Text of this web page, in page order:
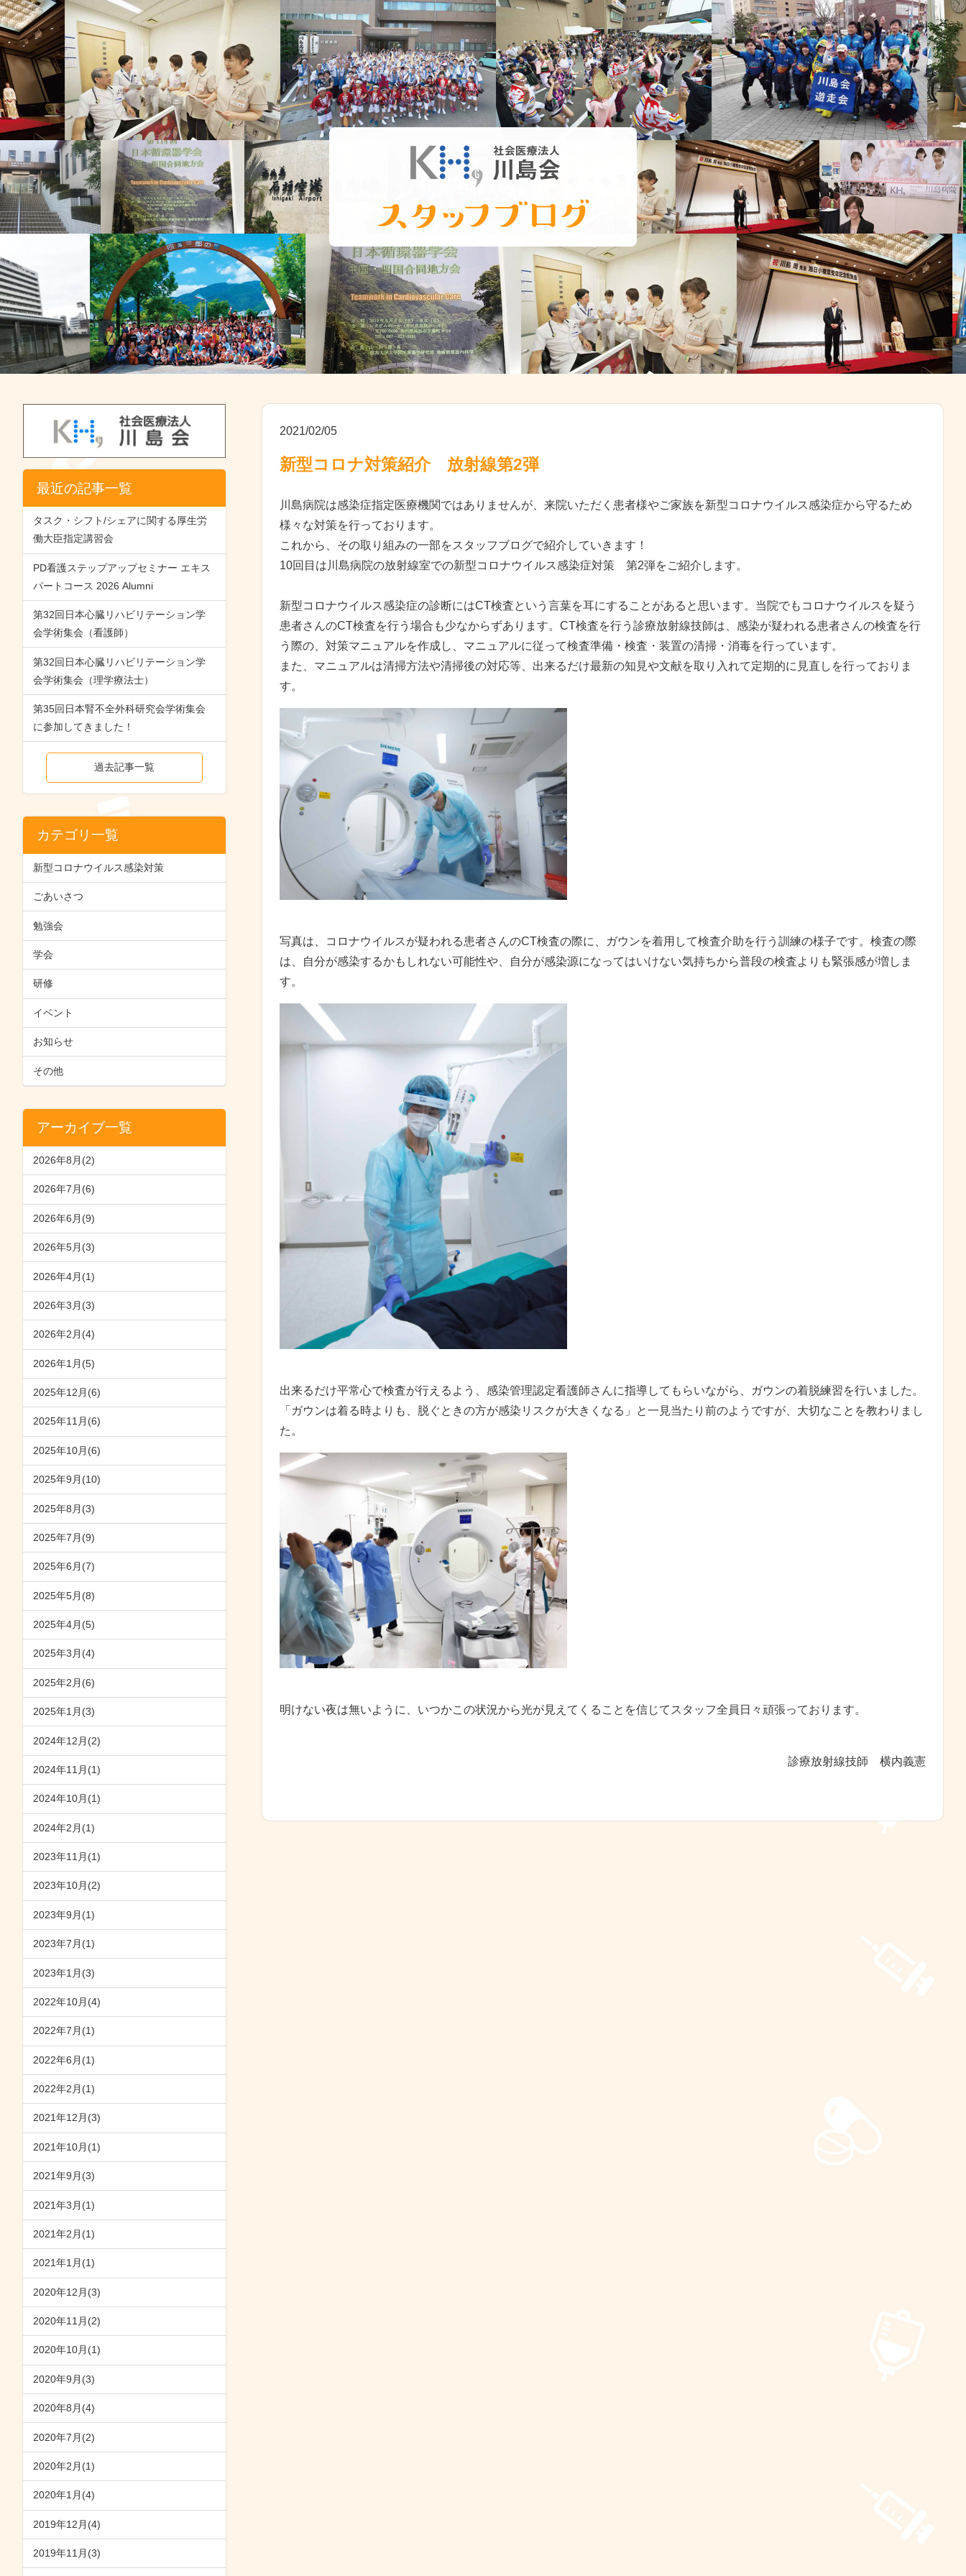
最近の記事一覧
タスク・シフト/シェアに関する厚生労
働大臣指定講習会
PD看護ステップアップセミナー エキス
パートコース 2026 Alumni
第32回日本心臓リハビリテーション学
会学術集会（看護師）
第32回日本心臓リハビリテーション学
会学術集会（理学療法士）
第35回日本腎不全外科研究会学術集会
に参加してきました！
過去記事一覧
カテゴリ一覧
新型コロナウイルス感染対策
ごあいさつ
勉強会
学会
研修
イベント
お知らせ
その他
アーカイブ一覧
2026年8月(2)
2026年7月(6)
2026年6月(9)
2026年5月(3)
2026年4月(1)
2026年3月(3)
2026年2月(4)
2026年1月(5)
2025年12月(6)
2025年11月(6)
2025年10月(6)
2025年9月(10)
2025年8月(3)
2025年7月(9)
2025年6月(7)
2025年5月(8)
2025年4月(5)
2025年3月(4)
2025年2月(6)
2025年1月(3)
2024年12月(2)
2024年11月(1)
2024年10月(1)
2024年2月(1)
2023年11月(1)
2023年10月(2)
2023年9月(1)
2023年7月(1)
2023年1月(3)
2022年10月(4)
2022年7月(1)
2022年6月(1)
2022年2月(1)
2021年12月(3)
2021年10月(1)
2021年9月(3)
2021年3月(1)
2021年2月(1)
2021年1月(1)
2020年12月(3)
2020年11月(2)
2020年10月(1)
2020年9月(3)
2020年8月(4)
2020年7月(2)
2020年2月(1)
2020年1月(4)
2019年12月(4)
2019年11月(3)
2021/02/05
新型コロナ対策紹介 放射線第2弾
川島病院は感染症指定医療機関ではありませんが、来院いただく患者様やご家族を新型コロナウイルス感染症から守るため
様々な対策を行っております。
これから、その取り組みの一部をスタッフブログで紹介していきます！
10回目は川島病院の放射線室での新型コロナウイルス感染症対策 第2弾をご紹介します。
新型コロナウイルス感染症の診断にはCT検査という言葉を耳にすることがあると思います。当院でもコロナウイルスを疑う
患者さんのCT検査を行う場合も少なからずあります。CT検査を行う診療放射線技師は、感染が疑われる患者さんの検査を行
う際の、対策マニュアルを作成し、マニュアルに従って検査準備・検査・装置の清掃・消毒を行っています。
また、マニュアルは清掃方法や清掃後の対応等、出来るだけ最新の知見や文献を取り入れて定期的に見直しを行っておりま
す。
写真は、コロナウイルスが疑われる患者さんのCT検査の際に、ガウンを着用して検査介助を行う訓練の様子です。検査の際
は、自分が感染するかもしれない可能性や、自分が感染源になってはいけない気持ちから普段の検査よりも緊張感が増しま
す。
出来るだけ平常心で検査が行えるよう、感染管理認定看護師さんに指導してもらいながら、ガウンの着脱練習を行いました。
「ガウンは着る時よりも、脱ぐときの方が感染リスクが大きくなる」と一見当たり前のようですが、大切なことを教わりまし
た。
明けない夜は無いように、いつかこの状況から光が見えてくることを信じてスタッフ全員日々頑張っております。
診療放射線技師 横内義憲